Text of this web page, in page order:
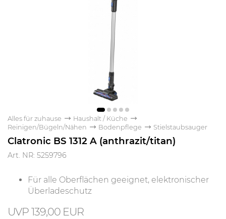
Alles für zuhause
Haushalt / Küche
Reinigen/Bügeln/Nähen
Bodenpflege Stielstaubsauger
Clatronic BS 1312 A (anthrazit/titan)
Art. NR: 5259796
Für alle Oberflächen geeignet, elektronischer
Überladeschutz
139,00 EUR